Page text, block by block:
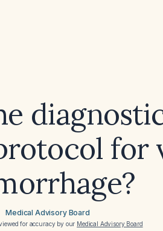
for
Medical Advisory Board
for accuracy by our Medical Advisory Board